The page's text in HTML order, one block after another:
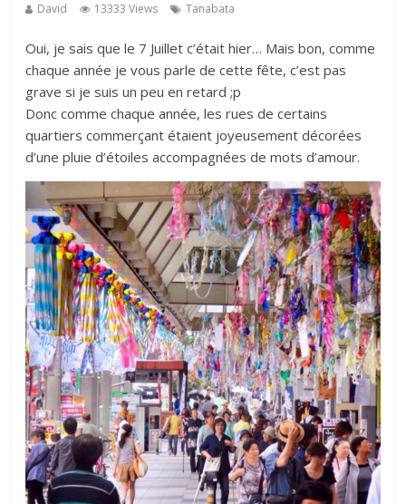
David 13333 Views Tanabata
Oui, je sais que le 7 Juillet c’était hier… Mais bon, comme
chaque année je vous parle de cette fête, c’est pas
grave si je suis un peu en retard ;p
Donc comme chaque année, les rues de certains
quartiers commerçant étaient joyeusement décorées
d’une pluie d’étoiles accompagnées de mots d’amour.